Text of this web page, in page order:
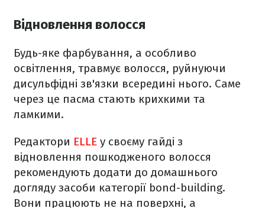
Відновлення волосся
Будь-яке фарбування, а особливо
освітлення, травмує волосся, руйнуючи
дисульфідні зв'язки всередині нього. Саме
через це пасма стають крихкими та
ламкими.
Редактори ELLE у своєму гайді з
відновлення пошкодженого волосся
рекомендують додати до домашнього
догляду засоби категорії bond-building.
Вони працюють не на поверхні, а